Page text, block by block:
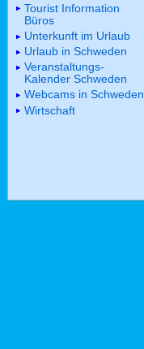
Tourist Information
Büros
Unterkunft im Urlaub
Urlaub in Schweden
Veranstaltungs-
Kalender Schweden
Webcams in Schweden
Wirtschaft